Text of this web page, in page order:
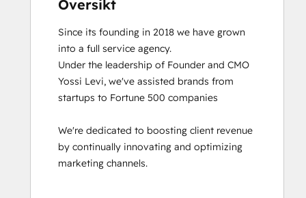
Översikt
Since its founding in 2018 we have grown
into a full service agency.
Under the leadership of Founder and CMO
Yossi Levi, we've assisted brands from
startups to Fortune 500 companies
We're dedicated to boosting client revenue
by continually innovating and optimizing
marketing channels.